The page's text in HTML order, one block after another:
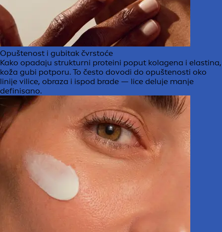
Opuštenost i gubitak čvrstoće
Kako opadaju strukturni proteini poput kolagena i elastina,
koža gubi potporu. To često dovodi do opuštenosti oko
linije vilice, obraza i ispod brade — lice deluje manje
definisano.